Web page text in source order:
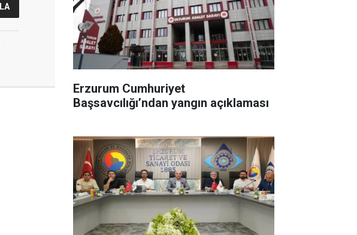
Erzurum Cumhuriyet
Başsavcılığı’ndan yangın açıklaması